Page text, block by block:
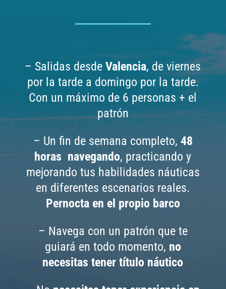
– Salidas desdeValencia, de viernes
por la tarde a domingo por la tarde.
Con un máximo de 6 personas + el
patrón
– Un fin de semana completo, 48
horas navegando, practicando y
mejorando tus habilidades náuticas
en diferentes escenarios reales.
Pernocta en el propio barco
– Navega con un patrón que te
guiará en todo momento, no
necesitas tener título náutico